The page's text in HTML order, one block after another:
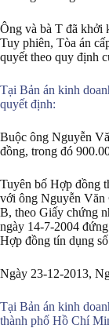
Ông và bà T đã khởi
Tuy phiên, Tòa án
quyết theo quy định
Tại Bản án kinh
quyết định:
Buộc ông Nguyễn
đồng, trong đó
Tuyên bố Hợp đồng
với ông Nguyễn Văn
B, theo Giấy chứng
ngày 14-7-2004
Hợp đồng tín dụng
Ngày 23-12-2013,
Tại Bản án kinh
thành phố Hồ Chí